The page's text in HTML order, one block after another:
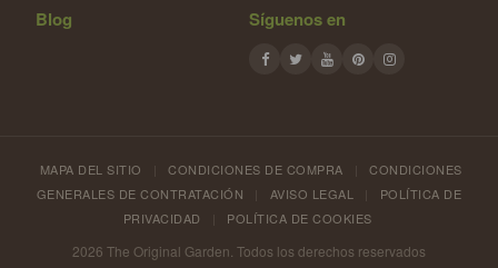
Blog
Síguenos en
MAPA DEL SITIO CONDICIONES DE COMPRA
CONDICIONES
GENERALES DE CONTRATACIÓN
AVISO LEGAL
POLÍTICA DE
PRIVACIDAD
POLÍTICA DE COOKIES
2026 The Original Garden. Todos los derechos reservados